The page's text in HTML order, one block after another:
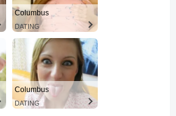
Columbus
DATING
Columbus
DATING